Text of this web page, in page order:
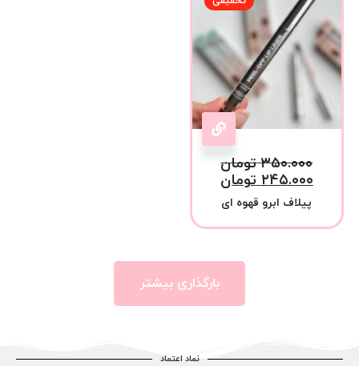
۳۵۰.۰۰۰ تومان
۲۴۵.۰۰۰ تومان
پیلاف ابرو قهوه ای
بارگذاری بیشتر
نماد اعتماد